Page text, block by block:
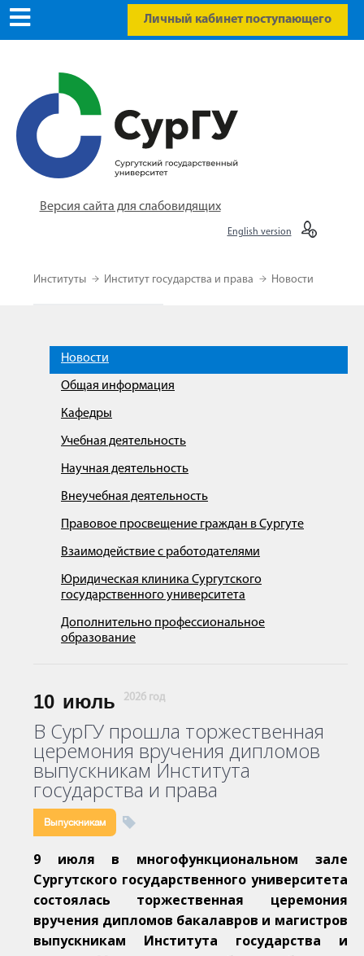
Личный кабинет поступающего
Версия сайта для слабовидящих
English version
Институты Институт государства и права Новости
Новости
Общая информация
Кафедры
Учебная деятельность
Научная деятельность
Внеучебная деятельность
Правовое просвещение граждан в Сургуте
Взаимодействие с работодателями
Юридическая клиника Сургутского
государственного университета
Дополнительно профессиональное
образование
10 июль 2026 год
В СурГУ прошла торжественная
церемония вручения дипломов
выпускникам Института
государства и права
Выпускникам
9 июля в многофункциональном зале
Сургутского государственного университета
состоялась торжественная церемония
вручения дипломов бакалавров и магистров
выпускникам Института государства и